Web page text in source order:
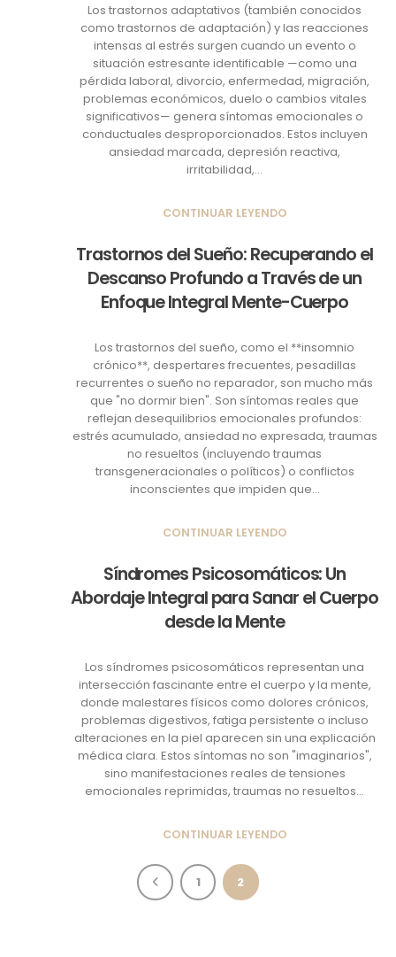
Los trastornos adaptativos (también conocidos
como trastornos de adaptación) y las reacciones
intensas al estrés surgen cuando un evento o
situación estresante identificable —como una
pérdida laboral, divorcio, enfermedad, migración,
problemas económicos, duelo o cambios vitales
significativos— genera síntomas emocionales o
conductuales desproporcionados. Estos incluyen
ansiedad marcada, depresión reactiva,
irritabilidad,...
CONTINUAR LEYENDO
Trastornos del Sueño: Recuperando el
Descanso Profundo a Través de un
Enfoque Integral Mente-Cuerpo
Los trastornos del sueño, como el **insomnio
crónico**, despertares frecuentes, pesadillas
recurrentes o sueño no reparador, son mucho más
que "no dormir bien". Son síntomas reales que
reflejan desequilibrios emocionales profundos:
estrés acumulado, ansiedad no expresada, traumas
no resueltos (incluyendo traumas
transgeneracionales o políticos) o conflictos
inconscientes que impiden que...
CONTINUAR LEYENDO
Síndromes Psicosomáticos: Un
Abordaje Integral para Sanar el Cuerpo
desde la Mente
Los síndromes psicosomáticos representan una
intersección fascinante entre el cuerpo y la mente,
donde malestares físicos como dolores crónicos,
problemas digestivos, fatiga persistente o incluso
alteraciones en la piel aparecen sin una explicación
médica clara. Estos síntomas no son "imaginarios",
sino manifestaciones reales de tensiones
emocionales reprimidas, traumas no resueltos...
CONTINUAR LEYENDO
1 2